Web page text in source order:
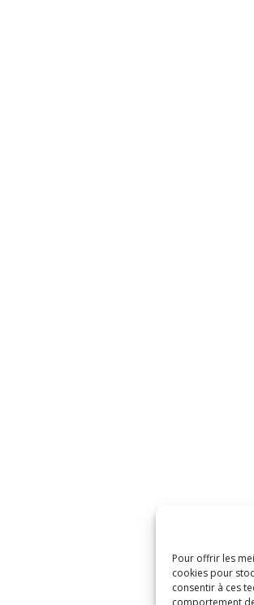
Pour offrir les
cookies pour
consentir à ces
comportement